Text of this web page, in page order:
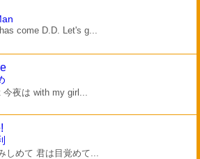
come D.D. Let's g...
今夜は with my girl...
しめて 君は目覚めて...